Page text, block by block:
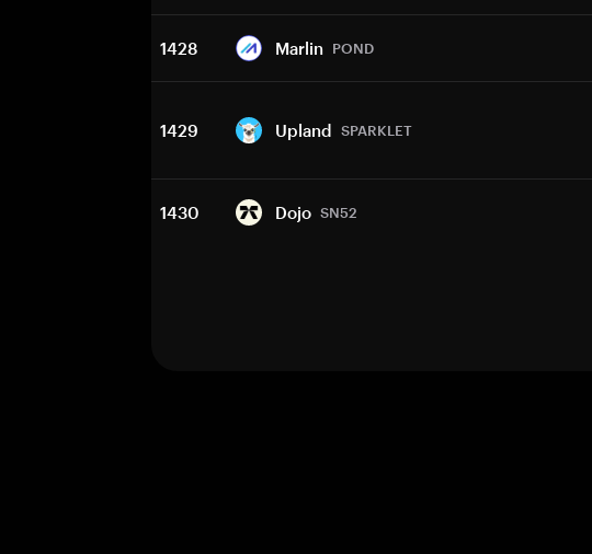
1428 Marlin POND
1429 Upland SPARKLET
1430 Dojo SN52